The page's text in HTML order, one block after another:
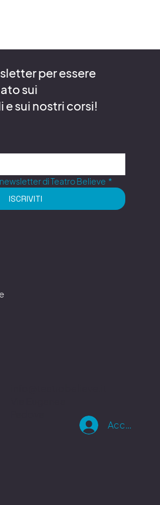
per essere
sui
sui nostri corsi!
di Teatro Believe *
ISCRIVITI
Accedi